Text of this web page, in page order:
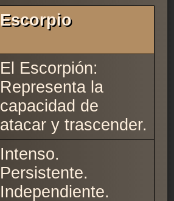
Escorpio
El Escorpión:
Representa la
capacidad de
atacar y trascender.
Intenso.
Persistente.
Independiente.